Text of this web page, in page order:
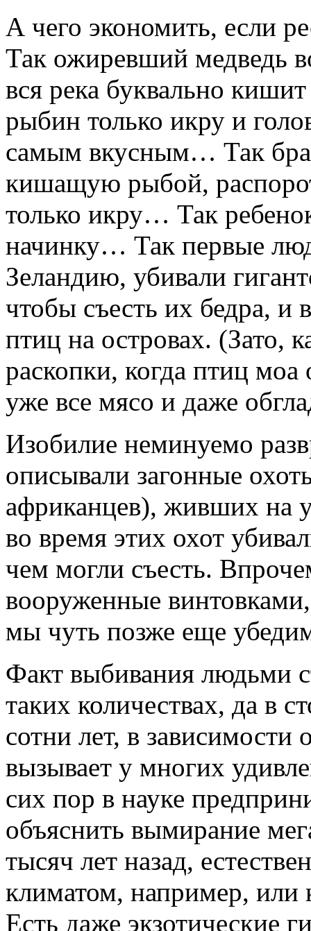
А чего экономить, если
Так ожиревший медведь
вся река буквально
рыбин только икру и
самым вкусным… Так
кишащую рыбой,
только икру… Так
начинку… Так первые
Зеландию, убивали
чтобы съесть их бедра, и
птиц на островах. (Зато,
раскопки, когда птиц
уже все мясо и даже
Изобилие неминуемо
описывали загонные
африканцев), живших на
во время этих охот
чем могли съесть.
вооруженные
мы чуть позже еще
Факт выбивания людьми
таких количествах, да в
сотни лет, в зависимости
вызывает у многих
сих пор в науке
объяснить вымирание
тысяч лет назад,
климатом, например, или
Есть даже экзотические